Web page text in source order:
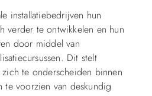
installatiebedrijven hun
verder te ontwikkelen en hun
door middel van
Dit stelt
te onderscheiden binnen
te voorzien van deskundig